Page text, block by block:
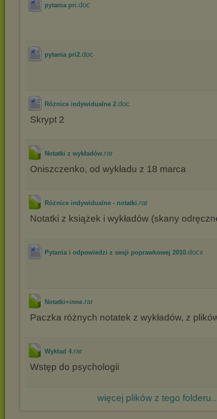
pytania pri.doc
pytania pri2.doc
Różnice indywidualne 2.doc
Skrypt 2
Notatki z wykładów.rar
Oniszczenko, od wykładu z 18 marca
Różnice indywidualne - notatki.rar
Notatki z książek i wykładów (skany
Pytania i odpowiedzi z sesji poprawkowej 2010.docx
Notatki+inne.rar
Paczka różnych notatek z wykładów, z
Wykład 4.rar
Wstęp do psychologii
więcej plików z tego